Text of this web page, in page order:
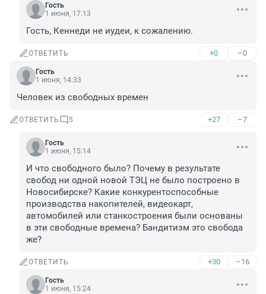
Гость
1 июня, 17:13
Гость, Кеннеди не иудеи, к сожалению.
ОТВЕТИТЬ +0 –0
Гость
1 июня, 14:33
Человек из свободных времен
ОТВЕТИТЬ 5 +27 –7
Гость
1 июня, 15:14
И что свободного было? Почему в результате
свобод ни одной новой ТЭЦ не было построено в
Новосибирске? Какие конкурентоспособные
производства накопителей, видеокарт,
автомобилей или станкостроения были основаны
в эти свободные времена? Бандитизм это свобода
же?
ОТВЕТИТЬ +30 –16
Гость
1 июня, 15:24